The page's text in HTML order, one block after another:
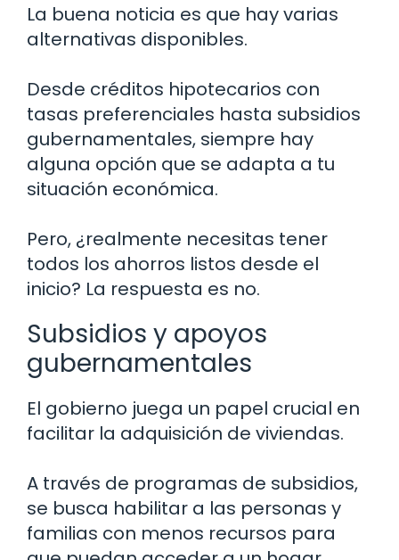
La buena noticia es que hay varias
alternativas disponibles.
Desde créditos hipotecarios con
tasas preferenciales hasta subsidios
gubernamentales, siempre hay
alguna opción que se adapta a tu
situación económica.
Pero, ¿realmente necesitas tener
todos los ahorros listos desde el
inicio? La respuesta es no.
Subsidios y apoyos
gubernamentales
El gobierno juega un papel crucial en
facilitar la adquisición de viviendas.
A través de programas de subsidios,
se busca habilitar a las personas y
familias con menos recursos para